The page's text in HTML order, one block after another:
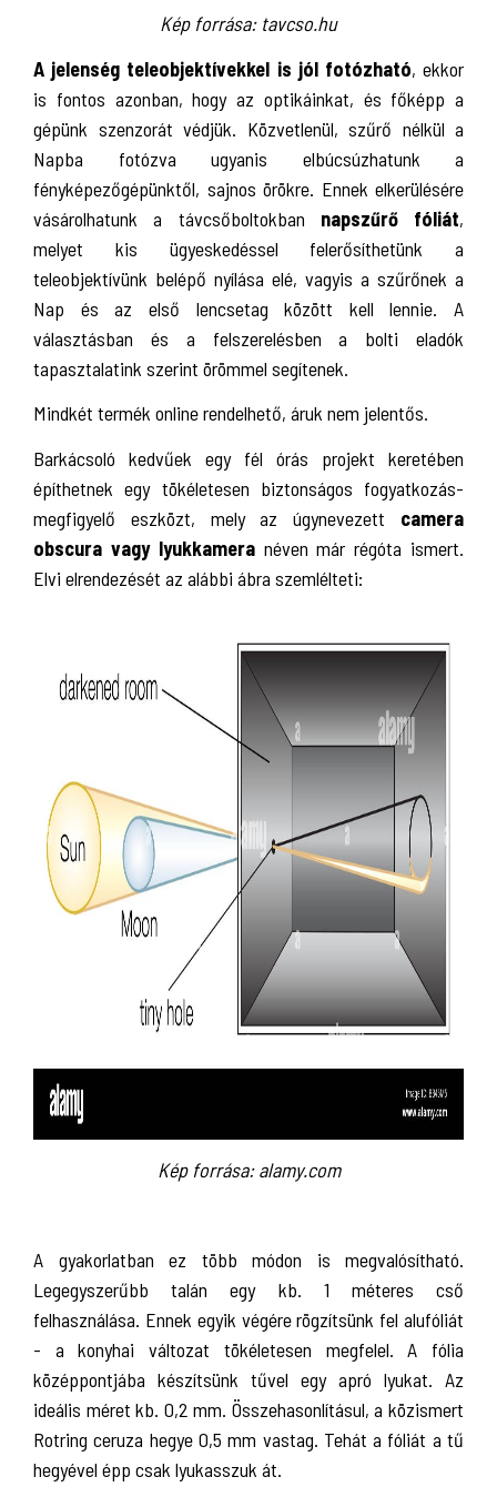
Kép forrása: tavcso.hu
A jelenség teleobjektívekkel is jól fotózható, ekkor
is fontos azonban, hogy az optikáinkat, és főképp a
gépünk szenzorát védjük. Közvetlenül, szűrő nélkül a
Napba fotózva ugyanis elbúcsúzhatunk a
fényképezőgépünktől, sajnos örökre. Ennek elkerülésére
vásárolhatunk a távcsőboltokban napszűrő fóliát,
melyet kis ügyeskedéssel felerősíthetünk a
teleobjektívünk belépő nyílása elé, vagyis a szűrőnek a
Nap és az első lencsetag között kell lennie. A
választásban és a felszerelésben a bolti eladók
tapasztalatink szerint örömmel segítenek.
Mindkét termék online rendelhető, áruk nem jelentős.
Barkácsoló kedvűek egy fél órás projekt keretében
építhetnek egy tökéletesen biztonságos fogyatkozás-
megfigyelő eszközt, mely az úgynevezett camera
obscura vagy lyukkameranéven már régóta ismert.
Elvi elrendezését az alábbi ábra szemlélteti:
Kép forrása: alamy.com
A gyakorlatban ez több módon is megvalósítható.
Legegyszerűbb talán egy kb. 1 méteres cső
felhasználása. Ennek egyik végére rögzítsünk fel alufóliát
- a konyhai változat tökéletesen megfelel. A fólia
középpontjába készítsünk tűvel egy apró lyukat. Az
ideális méret kb. 0,2 mm. Összehasonlításul, a közismert
Rotring ceruza hegye 0,5 mm vastag. Tehát a fóliát a tű
hegyével épp csak lyukasszuk át.